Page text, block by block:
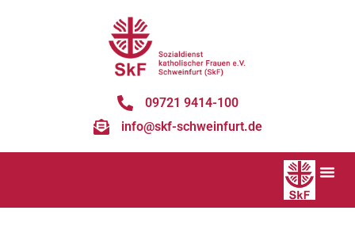
09721 9414-100
info@skf-schweinfurt.de